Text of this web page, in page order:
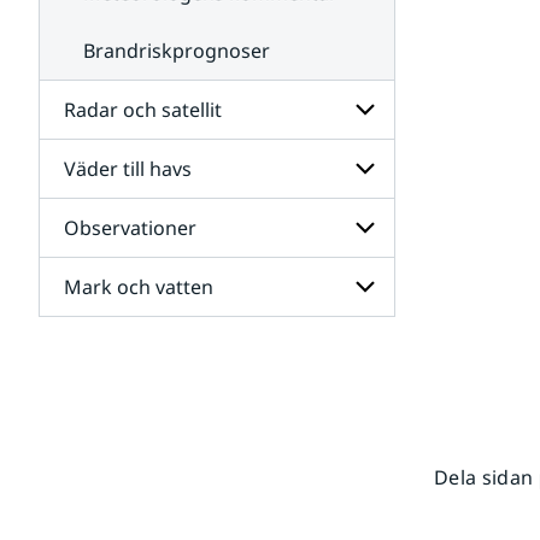
Brandriskprognoser
Radar och satellit
Undersidor
för
Radar
och
satellit
Väder till havs
Undersidor
för
Väder
till
havs
Observationer
Undersidor
för
Mark och vatten
Dela sidan